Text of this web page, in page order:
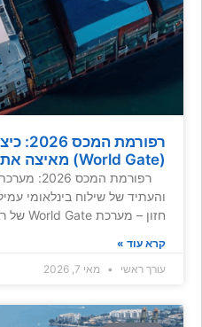
(World Gate) מאיצה את השילוח הבינלאומי?
והעתיד של שילוח בינלאומי
חזון – מערכת World Gate של רשות
קרא עוד »
עורך ראשי
מאי 7, 2026